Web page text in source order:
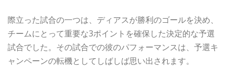
際立った試合の一つは、ディアスが勝利のゴールを決め、
チームにとって重要な3ポイントを確保した決定的な予選
試合でした。その試合での彼のパフォーマンスは、予選キ
ャンペーンの転機としてしばしば思い出されます。